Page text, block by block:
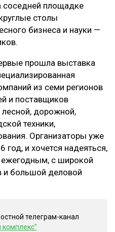
соседней площадке
столы
бизнеса и науки —
прошла выставка
из семи регионов
и поставщиков
лесной, дорожной,
техники,
Организаторы уже
год, и хочется надеяться,
ежегодным, с широкой
и большой деловой
телеграм-канал
комплекс"